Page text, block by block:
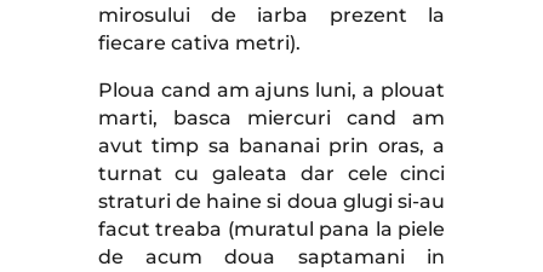
mirosului de iarba prezent la
fiecare cativa metri).
Ploua cand am ajuns luni, a plouat
marti, basca miercuri cand am
avut timp sa bananai prin oras, a
turnat cu galeata dar cele cinci
straturi de haine si doua glugi si-au
facut treaba (muratul pana la piele
de acum doua saptamani in